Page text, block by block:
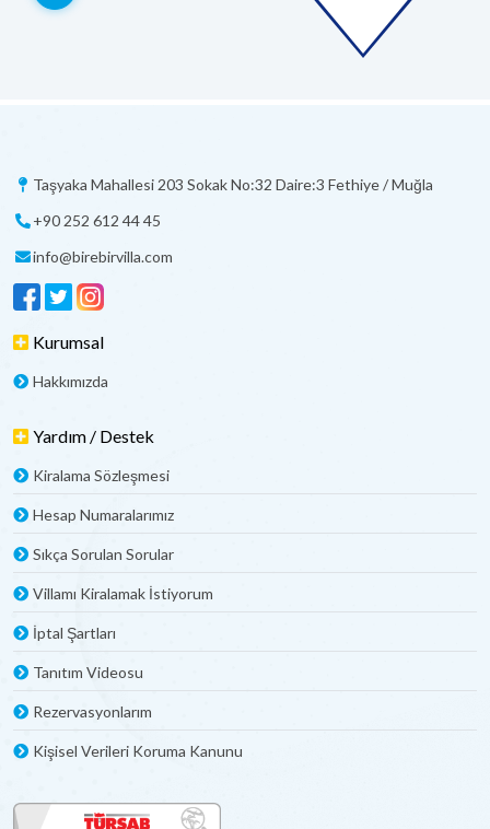
Taşyaka Mahallesi 203 Sokak No:32 Daire:3 Fethiye / Muğla
+90 252 612 44 45
info@birebirvilla.com
Kurumsal
Hakkımızda
Yardım / Destek
Kiralama Sözleşmesi
Hesap Numaralarımız
Sıkça Sorulan Sorular
Villamı Kiralamak İstiyorum
İptal Şartları
Tanıtım Videosu
Rezervasyonlarım
Kişisel Verileri Koruma Kanunu